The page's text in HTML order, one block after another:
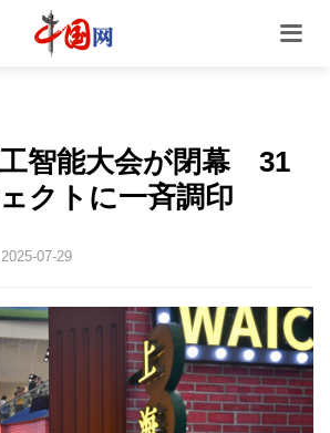
智能大会が閉幕 31
クトに一斉調印
07-29